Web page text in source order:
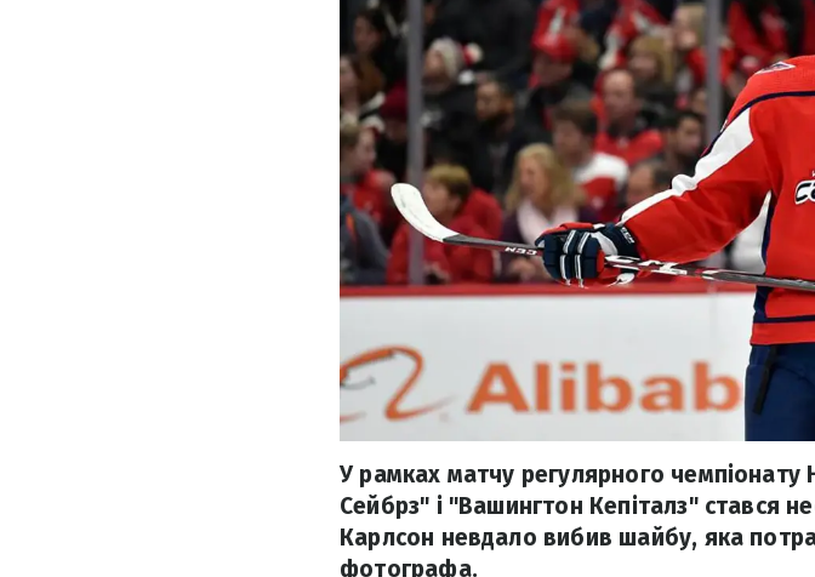
У рамках матчу регулярного чемпіонату
Сейбрз" і "Вашингтон Кепіталз" стався
Карлсон невдало вибив шайбу, яка
фотографа.